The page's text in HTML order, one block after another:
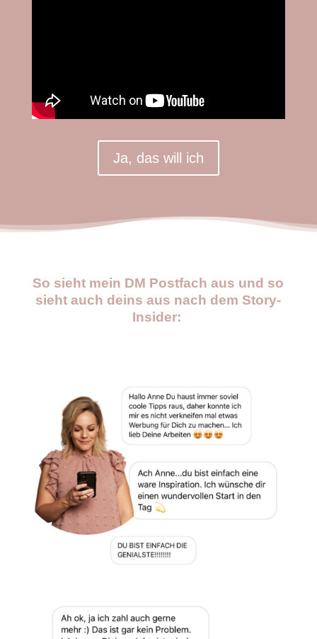
Ja, das will ich
So sieht mein DM Postfach aus und so
sieht auch deins aus nach dem Story-
Insider: